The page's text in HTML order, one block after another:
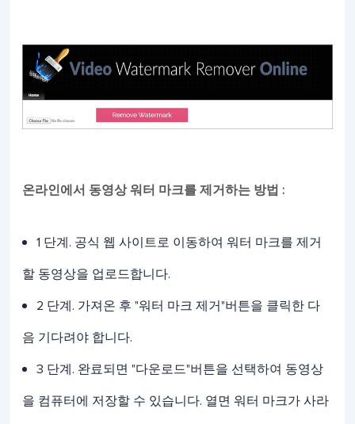
온라인에서 동영상 워터 마크를 제거하는 방법 :
1 단계. 공식 웹 사이트로 이동하여 워터 마크를 제거
할 동영상을 업로드합니다.
2 단계. 가져온 후 "워터 마크 제거"버튼을 클릭한 다
음 기다려야 합니다.
3 단계. 완료되면 "다운로드"버튼을 선택하여 동영상
을 컴퓨터에 저장할 수 있습니다. 열면 워터 마크가 사라